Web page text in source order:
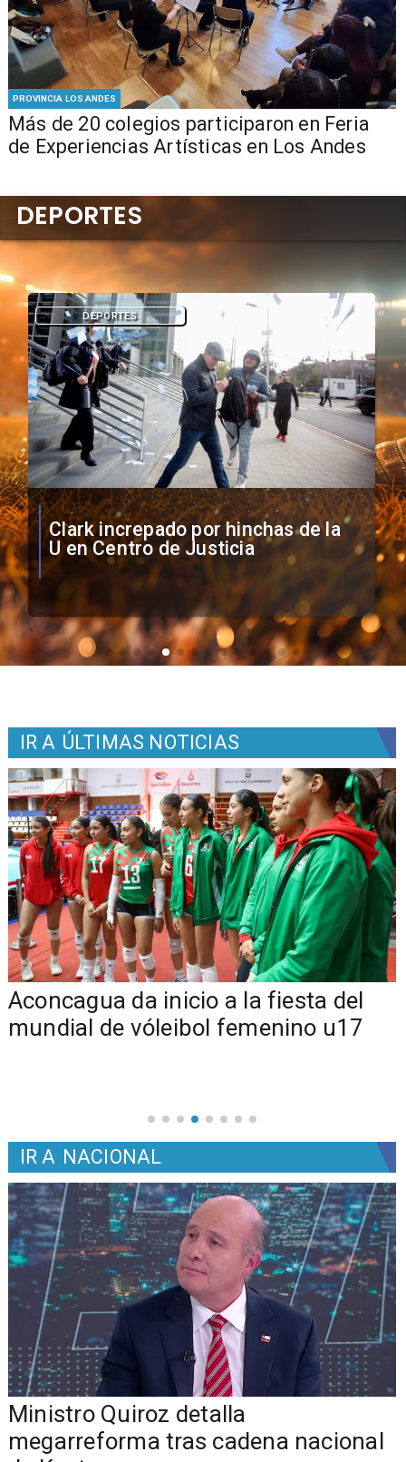
PROVINCIA LOS ANDES
Más de 20 colegios participaron en Feria
de Experiencias Artísticas en Los Andes
Vozinha firma contrato con Colo
Colo como nuevo arquero
DEPORTES
DEPORTES
IR A ÚLTIMAS NOTICIAS
Aconcagua da inicio a la fiesta del
mundial de vóleibol femenino u17
IR A NACIONAL
Ministro Quiroz detalla
megarreforma tras cadena nacional